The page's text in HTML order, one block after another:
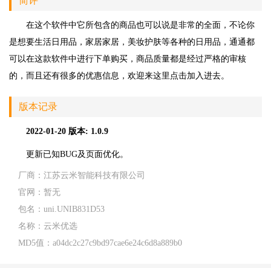
在这个软件中它所包含的商品也可以说是非常的全面，不论你
是想要生活日用品，家居家居，美妆护肤等各种的日用品，通通都
可以在这款软件中进行下单购买，商品质量都是经过严格的审核
的，而且还有很多的优惠信息，欢迎来这里点击加入进去。
版本记录
2022-01-20 版本: 1.0.9
更新已知BUG及页面优化。
厂商： 江苏云米智能科技有限公司
官网： 暂无
包名： uni.UNIB831D53
名称： 云米优选
MD5值： a04dc2c27c9bd97cae6e24c6d8a889b0